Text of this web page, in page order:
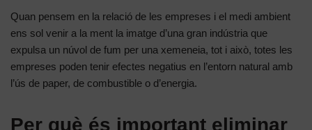
Quan pensem en la relació de les empreses i el medi ambient
ens sol venir a la ment la imatge d’una gran indústria que
expulsa un núvol de fum per una xemeneia, tot i això, totes les
empreses poden tenir efectes negatius en l’entorn natural amb
l’ús de paper, de combustible o d’energia.
Per què és important eliminar